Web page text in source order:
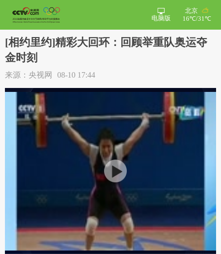
北京
16℃/31℃
电脑版
[相约里约]精彩大回环：回顾举重队奥运夺
金时刻
来源：央视网 08-10 17:44